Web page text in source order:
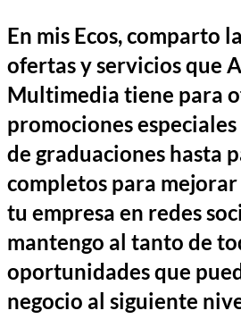
En mis Ecos, comparto
ofertas y servicios que
Multimedia tiene para
promociones
de graduaciones hasta
completos para
tu empresa en redes
mantengo al tanto de
oportunidades que
negocio al siguiente